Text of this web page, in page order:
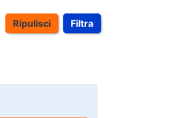
Ripulisci Filtra